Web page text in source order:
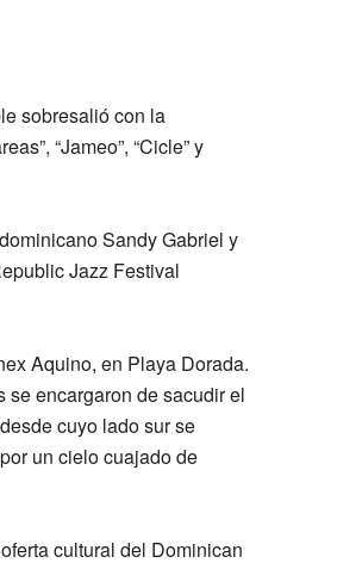
sobresalió con la
“Jameo”, “Cicle” y
Sandy Gabriel y
Jazz Festival
Aquino, en Playa Dorada.
se encargaron de sacudir el
cuyo lado sur se
un cielo cuajado de
cultural del Dominican